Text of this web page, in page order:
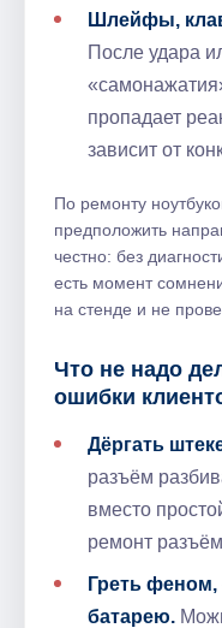
Шлейфы,
После удара
пропадает
зависит от
По ремонту
предположить
честно: без
есть момент
на стенде и не
Что не надо
ошибки
Дёргать
разъём
вместо
ремонт
Греть феном,
батарею.